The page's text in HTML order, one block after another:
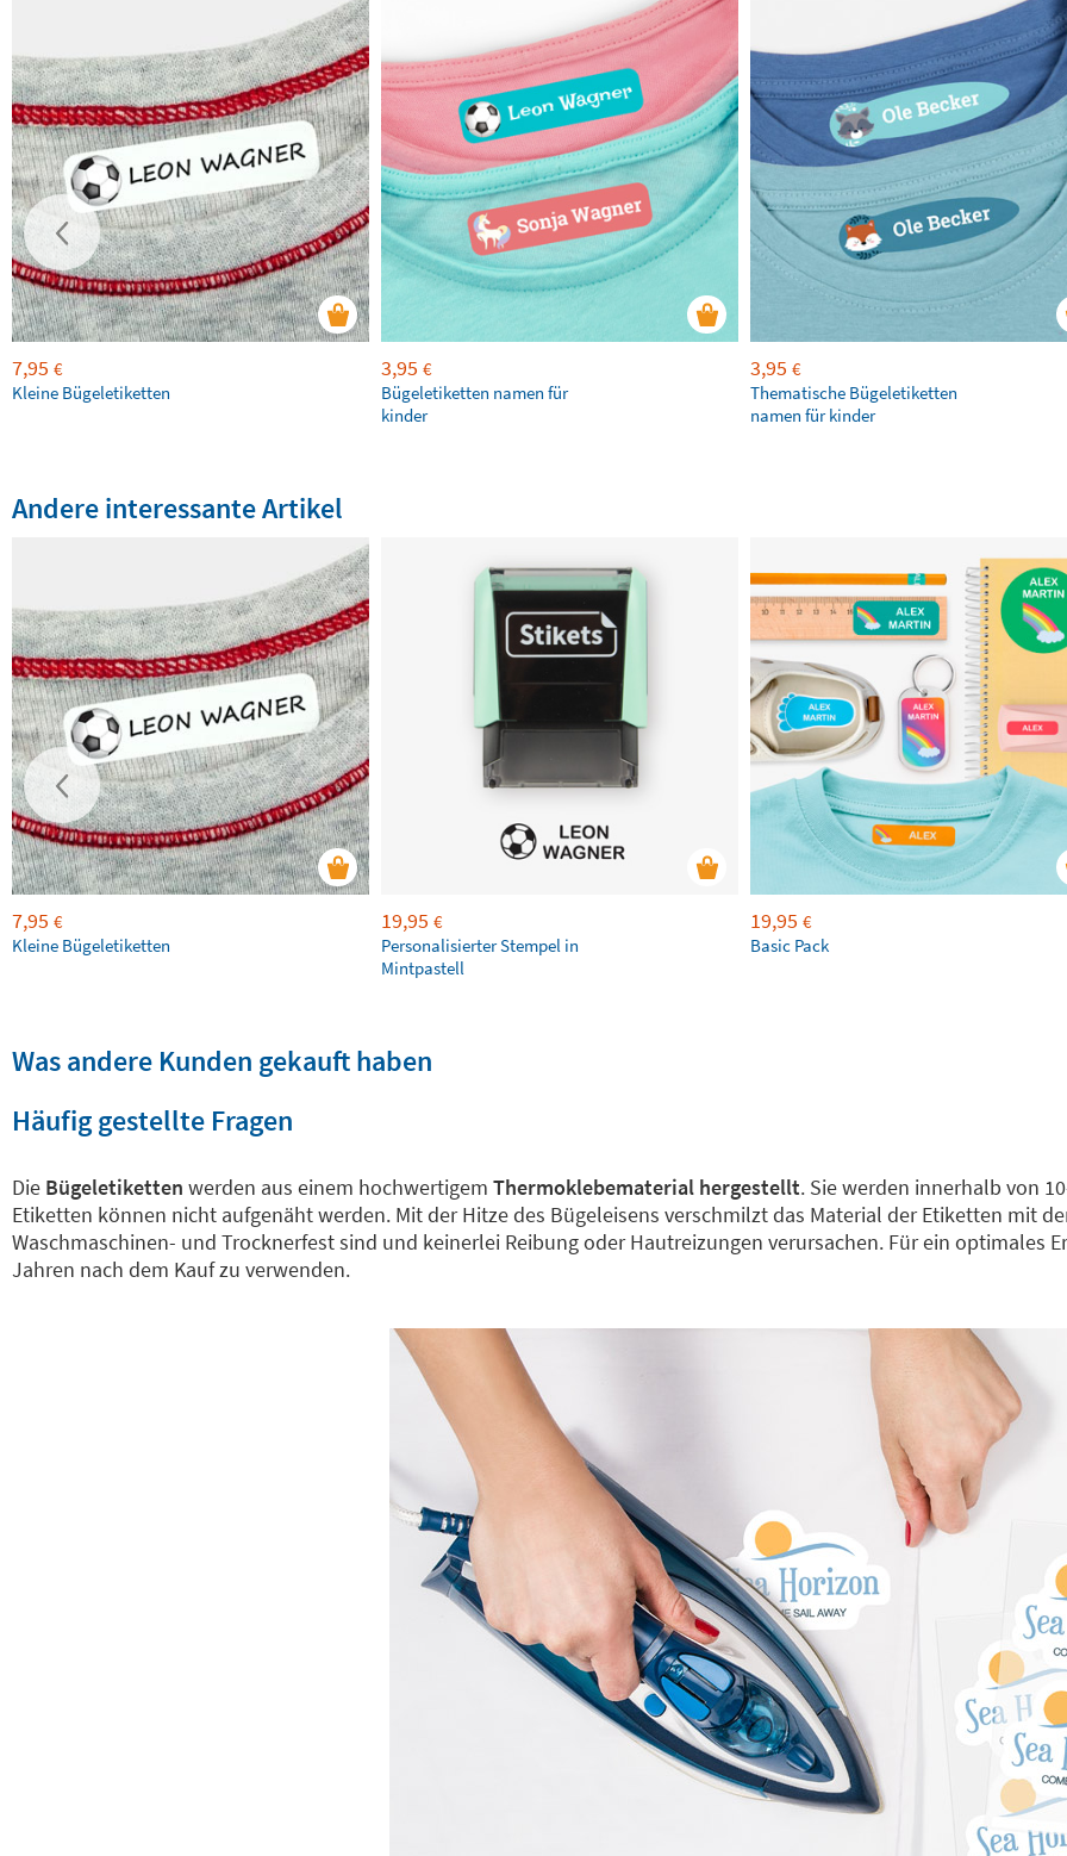
7,95 €
Kleine Bügeletiketten
3,95 €
Bügeletiketten namen für
kinder
3,95 €
Thematische Bügeletiketten
namen für kinder
Andere interessante Artikel
7,95 €
Kleine Bügeletiketten
19,95 €
Personalisierter Stempel in
Mintpastell
19,95 €
Basic Pack
Was andere Kunden gekauft haben
Häufig gestellte Fragen
Die Bügeletiketten werden aus einem hochwertigem Thermoklebematerial hergestellt. Sie werden innerhalb von
Etiketten können nicht aufgenäht werden. Mit der Hitze des Bügeleisens verschmilzt das Material der Etiketten mit
Waschmaschinen- und Trocknerfest sind und keinerlei Reibung oder Hautreizungen verursachen. Für ein optimales
Jahren nach dem Kauf zu verwenden.